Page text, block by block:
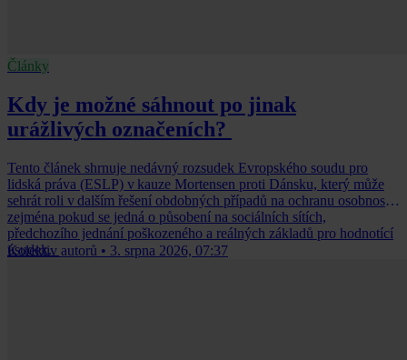
Články
Kdy je možné sáhnout po jinak
urážlivých označeních?
Tento článek shrnuje nedávný rozsudek Evropského soudu pro
lidská práva (ESLP) v kauze Mortensen proti Dánsku, který může
sehrát roli v dalším řešení obdobných případů na ochranu osobnosti,
zejména pokud se jedná o působení na sociálních sítích,
předchozího jednání poškozeného a reálných základů pro hodnotící
úsudek.
Kolektiv autorů • 3. srpna 2026, 07:37